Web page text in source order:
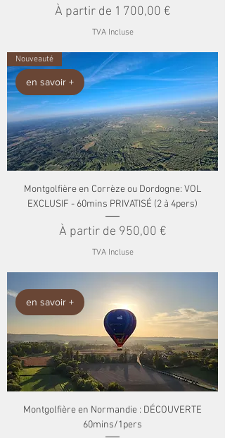
À partir de 1 700,00 €
Prix promotionnel
TVA Incluse
en savoir +
Nouveauté
Montgolfière en Corrèze ou Dordogne: VOL
EXCLUSIF - 60mins PRIVATISÉ (2 à 4pers)
À partir de 950,00 €
Prix promotionnel
TVA Incluse
en savoir +
Montgolfière en Normandie : DÉCOUVERTE
60mins/1pers